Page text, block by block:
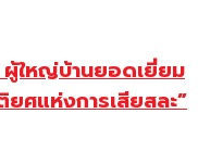
ใหญ่บ้านยอดเยี่ยม
ศแห่งการเสียสละ”